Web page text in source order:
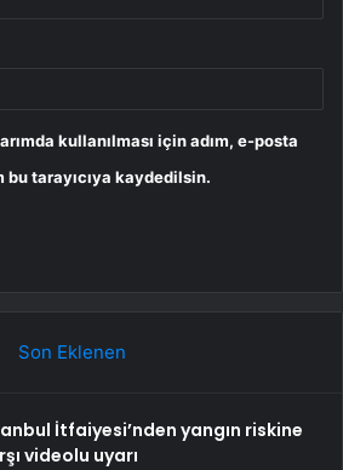
kullanılması için adım, e-posta
tarayıcıya kaydedilsin.
Son Eklenen
İtfaiyesi’nden yangın riskine
videolu uyarı